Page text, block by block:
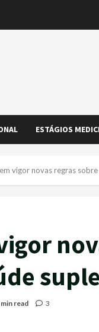
ESTÁGIOS
vigor novas regras
min read 3